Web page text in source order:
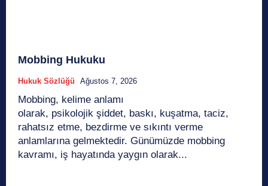
Mobbing Hukuku
Hukuk Sözlüğü Ağustos 7, 2026
Mobbing, kelime anlamı
olarak, psikolojik şiddet, baskı, kuşatma, taciz,
rahatsız etme, bezdirme ve sıkıntı verme
anlamlarına gelmektedir. Günümüzde mobbing
kavramı, iş hayatında yaygın olarak...